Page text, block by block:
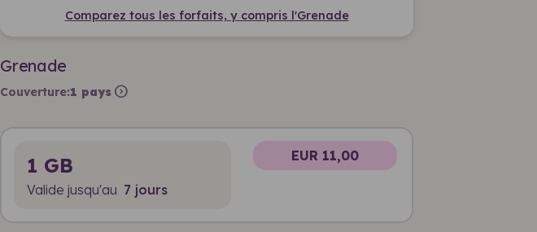
Comparez tous les forfaits, y compris l'Grenade
Grenade
Couverture:1 pays expand_circle_right
1 GB
Valide jusqu'au 7 jours
EUR 11,00